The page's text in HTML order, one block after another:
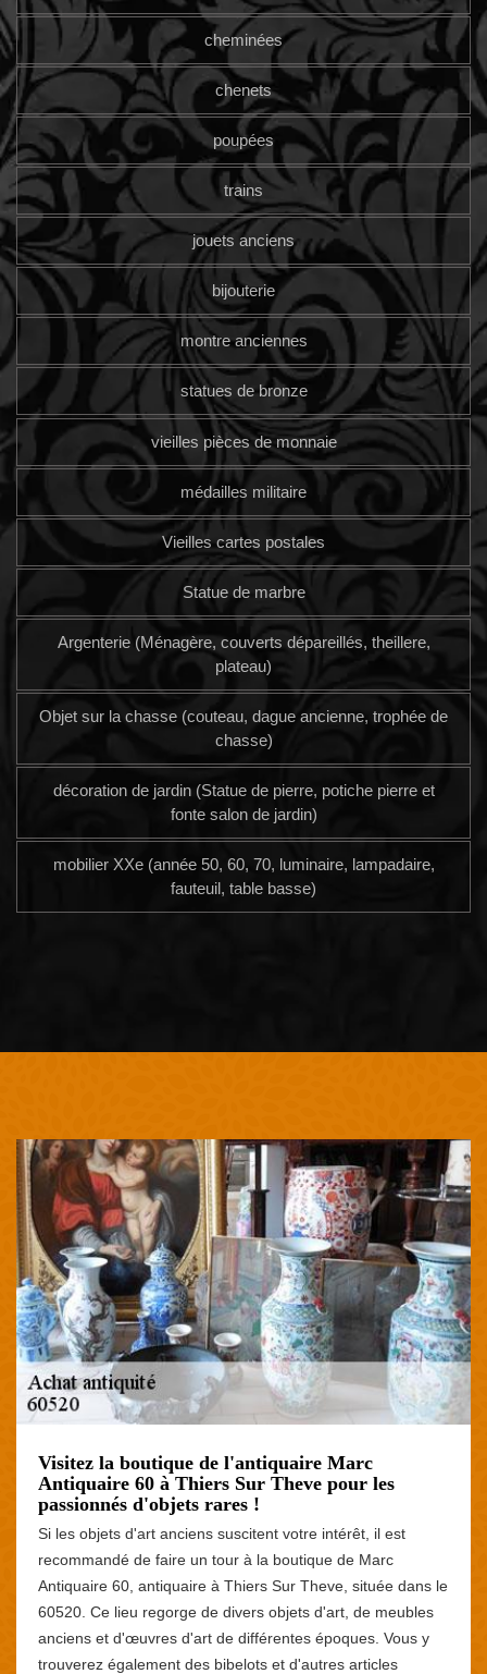
cheminées
chenets
poupées
trains
jouets anciens
bijouterie
montre anciennes
statues de bronze
vieilles pièces de monnaie
médailles militaire
Vieilles cartes postales
Statue de marbre
Argenterie (Ménagère, couverts dépareillés, theillere,
plateau)
Objet sur la chasse (couteau, dague ancienne, trophée de
chasse)
décoration de jardin (Statue de pierre, potiche pierre et
fonte salon de jardin)
mobilier XXe (année 50, 60, 70, luminaire, lampadaire,
fauteuil, table basse)
Visitez la boutique de l'antiquaire Marc
Antiquaire 60 à Thiers Sur Theve pour les
passionnés d'objets rares !
Si les objets d'art anciens suscitent votre intérêt, il est
recommandé de faire un tour à la boutique de Marc
Antiquaire 60, antiquaire à Thiers Sur Theve, située dans le
60520. Ce lieu regorge de divers objets d'art, de meubles
anciens et d'œuvres d'art de différentes époques. Vous y
trouverez également des bibelots et d'autres articles